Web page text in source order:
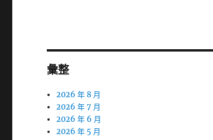
彙整
2026 年 8 月
2026 年 7 月
2026 年 6 月
2026 年 5 月